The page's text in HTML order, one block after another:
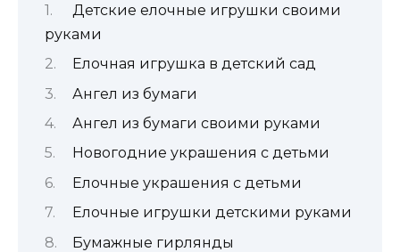
Детские елочные игрушки своими
руками
Елочная игрушка в детский сад
Ангел из бумаги
Ангел из бумаги своими руками
Новогодние украшения с детьми
Елочные украшения с детьми
Елочные игрушки детскими руками
Бумажные гирлянды